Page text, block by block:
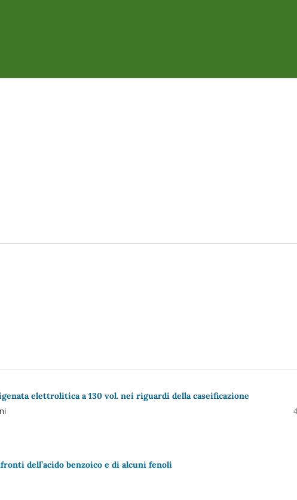
elettrolitica a 130 vol. nei riguardi della caseificazione
dell’acido benzoico e di alcuni fenoli